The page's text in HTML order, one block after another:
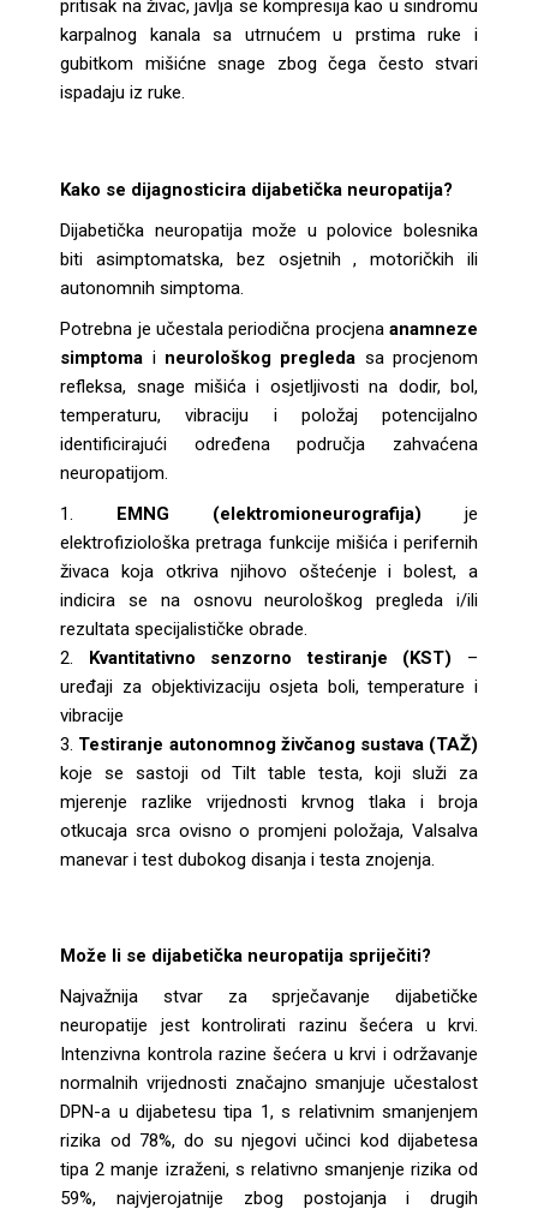
pritisak na živac, javlja se kompresija kao u sindromu
karpalnog kanala sa utrnućem u prstima ruke i
gubitkom mišićne snage zbog čega često stvari
ispadaju iz ruke.
Kako se dijagnosticira dijabetička neuropatija?
Dijabetička neuropatija može u polovice bolesnika
biti asimptomatska, bez osjetnih , motoričkih ili
autonomnih simptoma.
Potrebna je učestala periodična procjena anamneze
simptoma i neurološkog pregleda sa procjenom
refleksa, snage mišića i osjetljivosti na dodir, bol,
temperaturu, vibraciju i položaj potencijalno
identificirajući određena područja zahvaćena
neuropatijom.
EMNG (elektromioneurografija) je
elektrofiziološka pretraga funkcije mišića i perifernih
živaca koja otkriva njihovo oštećenje i bolest, a
indicira se na osnovu neurološkog pregleda i/ili
rezultata specijalističke obrade.
Kvantitativno senzorno testiranje (KST) –
uređaji za objektivizaciju osjeta boli, temperature i
vibracije
Testiranje autonomnog živčanog sustava (TAŽ)
koje se sastoji od Tilt table testa, koji služi za
mjerenje razlike vrijednosti krvnog tlaka i broja
otkucaja srca ovisno o promjeni položaja, Valsalva
manevar i test dubokog disanja i testa znojenja.
Može li se dijabetička neuropatija spriječiti?
Najvažnija stvar za sprječavanje dijabetičke
neuropatije jest kontrolirati razinu šećera u krvi.
Intenzivna kontrola razine šećera u krvi i održavanje
normalnih vrijednosti značajno smanjuje učestalost
DPN-a u dijabetesu tipa 1, s relativnim smanjenjem
rizika od 78%, do su njegovi učinci kod dijabetesa
tipa 2 manje izraženi, s relativno smanjenje rizika od
59%, najvjerojatnije zbog postojanja i drugih